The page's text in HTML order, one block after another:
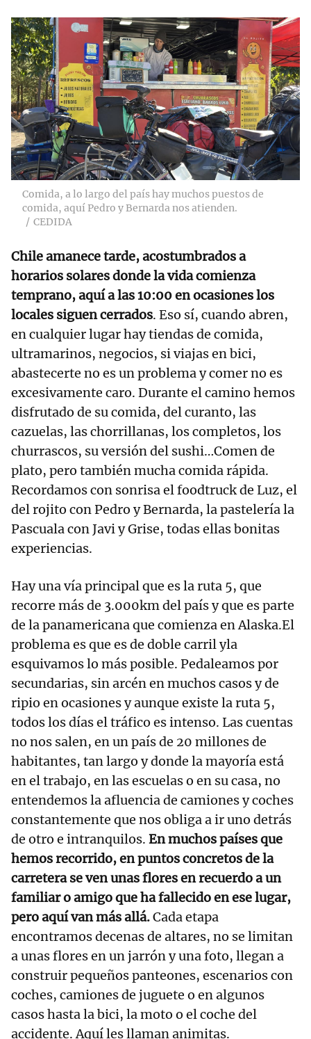
Comida, a lo largo del país hay muchos puestos de
comida, aquí Pedro y Bernarda nos atienden.
CEDIDA
Chile amanece tarde, acostumbrados a
horarios solares donde la vida comienza
temprano, aquí a las 10:00 en ocasiones los
locales siguen cerrados. Eso sí, cuando abren,
en cualquier lugar hay tiendas de comida,
ultramarinos, negocios, si viajas en bici,
abastecerte no es un problema y comer no es
excesivamente caro. Durante el camino hemos
disfrutado de su comida, del curanto, las
cazuelas, las chorrillanas, los completos, los
churrascos, su versión del sushi…Comen de
plato, pero también mucha comida rápida.
Recordamos con sonrisa el foodtruck de Luz, el
del rojito con Pedro y Bernarda, la pastelería la
Pascuala con Javi y Grise, todas ellas bonitas
experiencias.
Hay una vía principal que es la ruta 5, que
recorre más de 3.000km del país y que es parte
de la panamericana que comienza en Alaska.El
problema es que es de doble carril yla
esquivamos lo más posible. Pedaleamos por
secundarias, sin arcén en muchos casos y de
ripio en ocasiones y aunque existe la ruta 5,
todos los días el tráfico es intenso. Las cuentas
no nos salen, en un país de 20 millones de
habitantes, tan largo y donde la mayoría está
en el trabajo, en las escuelas o en su casa, no
entendemos la afluencia de camiones y coches
constantemente que nos obliga a ir uno detrás
de otro e intranquilos. En muchos países que
hemos recorrido, en puntos concretos de la
carretera se ven unas flores en recuerdo a un
familiar o amigo que ha fallecido en ese lugar,
pero aquí van más allá.Cada etapa
encontramos decenas de altares, no se limitan
a unas flores en un jarrón y una foto, llegan a
construir pequeños panteones, escenarios con
coches, camiones de juguete o en algunos
casos hasta la bici, la moto o el coche del
accidente. Aquí les llaman animitas.